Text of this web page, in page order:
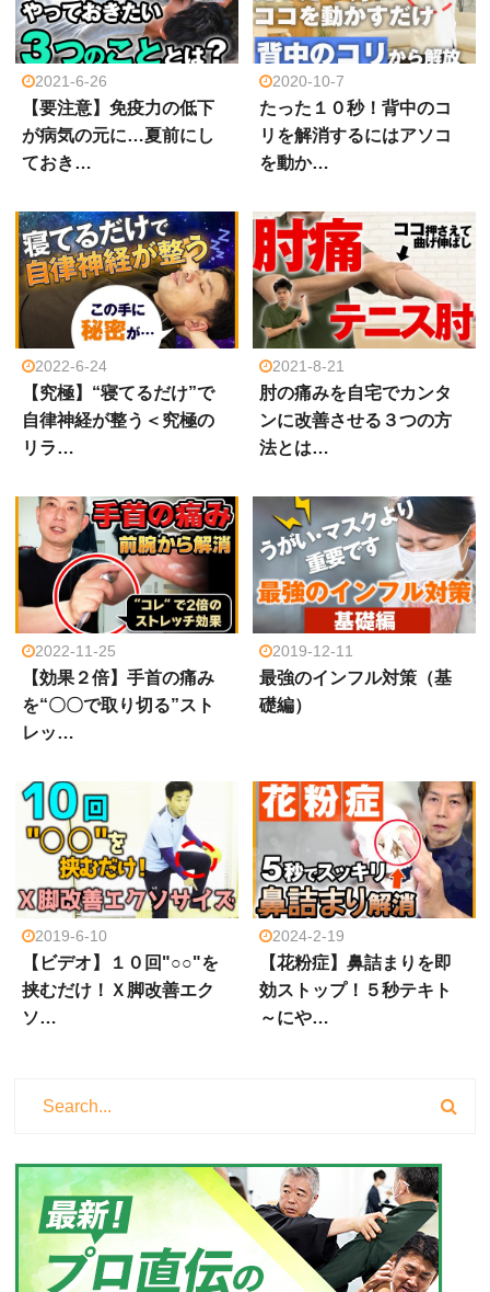
2021-6-26
【要注意】免疫力の低下
が病気の元に…夏前にし
ておき…
2020-10-7
たった１０秒！背中のコ
リを解消するにはアソコ
を動か…
2022-6-24
【究極】“寝てるだけ”で
自律神経が整う＜究極の
リラ…
2021-8-21
肘の痛みを自宅でカンタ
ンに改善させる３つの方
法とは…
2022-11-25
【効果２倍】手首の痛み
を“〇〇で取り切る”スト
レッ…
2019-12-11
最強のインフル対策（基
礎編）
2019-6-10
【ビデオ】１０回"○○"を
挟むだけ！Ｘ脚改善エク
ソ…
2024-2-19
【花粉症】鼻詰まりを即
効ストップ！５秒テキト
～にや…